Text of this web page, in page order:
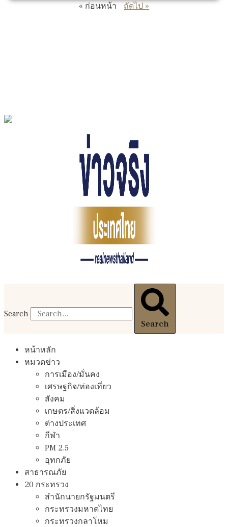
« ก่อนหน้า
ถัดไป »
Search
Search
หน้าหลัก
หมวดข่าว
การเมือง/มั่นคง
เศรษฐกิจ/ท่องเที่ยว
สังคม
เกษตร/สิ่งแวดล้อม
ต่างประเทศ
กีฬา
PM 2.5
อุทกภัย
สาธารณภัย
20 กระทรวง
สํานักนายกรัฐมนตรี
กระทรวงมหาดไทย
กระทรวงกลาโหม